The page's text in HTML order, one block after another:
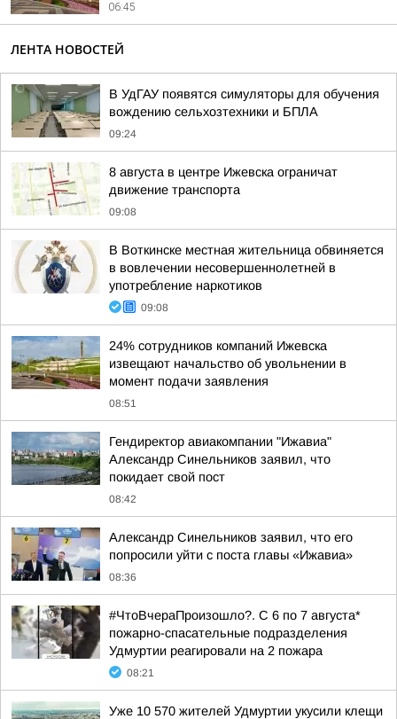
06:45
ЛЕНТА НОВОСТЕЙ
В УдГАУ появятся симуляторы для обучения
вождению сельхозтехники и БПЛА
09:24
8 августа в центре Ижевска ограничат
движение транспорта
09:08
В Воткинске местная жительница обвиняется
в вовлечении несовершеннолетней в
употребление наркотиков
09:08
24% сотрудников компаний Ижевска
извещают начальство об увольнении в
момент подачи заявления
08:51
Гендиректор авиакомпании "Ижавиа"
Александр Синельников заявил, что
покидает свой пост
08:42
Александр Синельников заявил, что его
попросили уйти с поста главы «Ижавиа»
08:36
#ЧтоВчераПроизошло?. С 6 по 7 августа*
пожарно-спасательные подразделения
Удмуртии реагировали на 2 пожара
08:21
Уже 10 570 жителей Удмуртии укусили клещи